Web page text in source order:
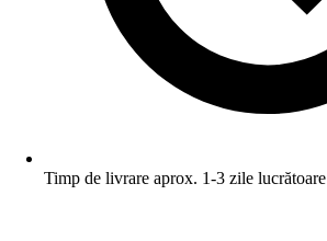
Timp de livrare aprox. 1-3 zile lucrătoare